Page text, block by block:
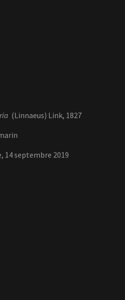
(Linnaeus) Link, 1827
14 septembre 2019